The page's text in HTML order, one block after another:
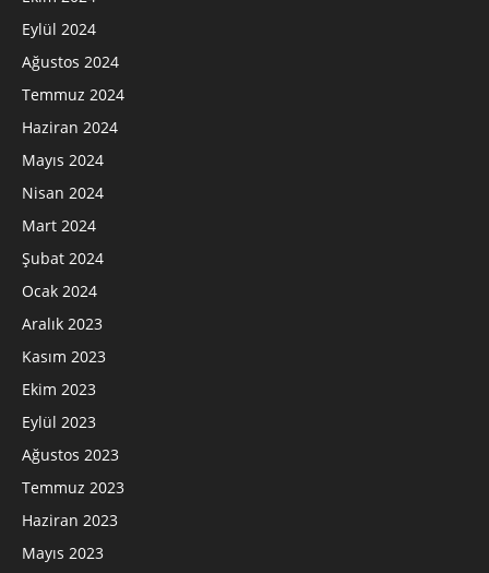
Eylül 2024
Ağustos 2024
Temmuz 2024
Haziran 2024
Mayıs 2024
Nisan 2024
Mart 2024
Şubat 2024
Ocak 2024
Aralık 2023
Kasım 2023
Ekim 2023
Eylül 2023
Ağustos 2023
Temmuz 2023
Haziran 2023
Mayıs 2023